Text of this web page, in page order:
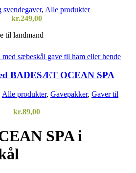
svendegaver, Alle produkter
kr.249,00
til landmand
BADESÆT OCEAN SPA
Alle produkter, Gavepakker, Gaver til
kr.89,00
SPA i